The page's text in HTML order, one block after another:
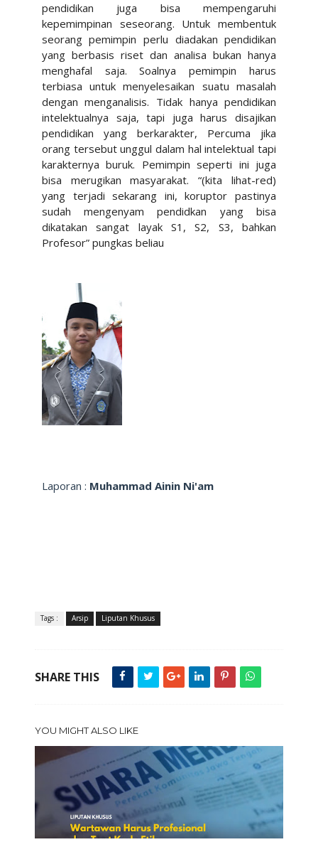
pendidikan juga bisa mempengaruhi
kepemimpinan seseorang. Untuk membentuk
seorang pemimpin perlu diadakan pendidikan
yang berbasis riset dan analisa bukan hanya
menghafal saja. Soalnya pemimpin harus
terbiasa untuk menyelesaikan suatu masalah
dengan menganalisis. Tidak hanya pendidikan
intelektualnya saja, tapi juga harus disajikan
pendidikan yang berkarakter, Percuma jika
orang tersebut unggul dalam hal intelektual tapi
karakternya buruk. Pemimpin seperti ini juga
bisa merugikan masyarakat. “(kita lihat-red)
yang terjadi sekarang ini, koruptor pastinya
sudah mengenyam pendidkan yang bisa
dikatakan sangat layak S1, S2, S3, bahkan
Profesor” pungkas beliau
Laporan : Muhammad Ainin Ni'am
Tags : Arsip Liputan Khusus
SHARE THIS
YOU MIGHT ALSO LIKE